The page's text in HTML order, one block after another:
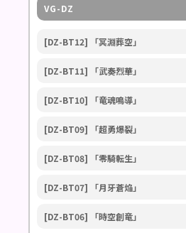
VG-DZ
[DZ-BT12] 「冥淵葬空」
[DZ-BT11] 「武奏烈華」
[DZ-BT10] 「竜魂鳴導」
[DZ-BT09] 「超勇爆裂」
[DZ-BT08] 「零騎転生」
[DZ-BT07] 「月牙蒼焔」
[DZ-BT06] 「時空創竜」